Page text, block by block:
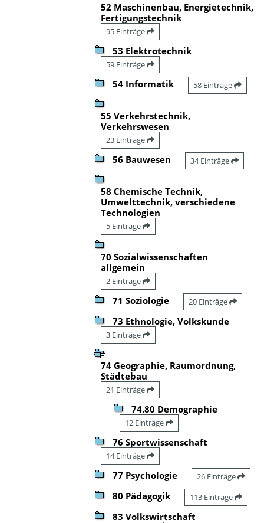
52 Maschinenbau, Energietechnik,
Fertigungstechnik
95 Einträge
53 Elektrotechnik
59 Einträge
54 Informatik 58 Einträge
55 Verkehrstechnik,
Verkehrswesen
23 Einträge
56 Bauwesen 34 Einträge
58 Chemische Technik,
Umwelttechnik, verschiedene
Technologien
5 Einträge
70 Sozialwissenschaften
allgemein
2 Einträge
71 Soziologie 20 Einträge
73 Ethnologie, Volkskunde
3 Einträge
74 Geographie, Raumordnung,
Städtebau
21 Einträge
74.80 Demographie
12 Einträge
76 Sportwissenschaft
14 Einträge
77 Psychologie 26 Einträge
80 Pädagogik 113 Einträge
83 Volkswirtschaft